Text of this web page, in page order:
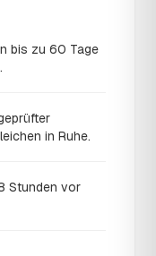
bis zu 60 Tage
in Ruhe.
Stunden vor